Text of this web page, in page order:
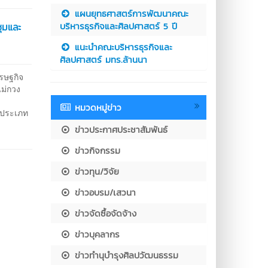
และ
ฐกิจ
กวง
ะเภท
แผนยุทธศาสตร์การพัฒนาคณะ
บริหารธุรกิจและศิลปศาสตร์ 5 ปี
แนะนำคณะบริหารธุรกิจและ
ศิลปศาสตร์ มทร.ล้านนา
หมวดหมู่ข่าว
ข่าวประกาศประชาสัมพันธ์
ข่าวกิจกรรม
ข่าวทุน/วิจัย
ข่าวอบรม/เสวนา
ข่าวจัดซื้อจัดจ้าง
ข่าวบุคลากร
ข่าวทำนุบำรุงศิลปวัฒนธรรม